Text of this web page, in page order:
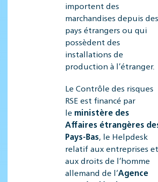
importent des
marchandises depuis des
pays étrangers ou qui
possèdent des
installations de
production à l’étranger.
Le Contrôle des risques
RSE est financé par
le ministère des
Affaires étrangères
Pays-Bas, le Helpdesk
relatif aux entreprises et
aux droits de l’homme
allemand de l’Agence